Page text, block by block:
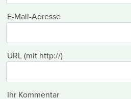
E-Mail-Adresse
URL (mit http://)
Ihr Kommentar